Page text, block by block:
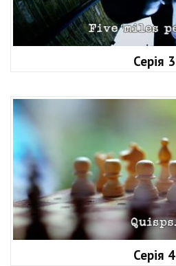
Серія 3
Серія 4